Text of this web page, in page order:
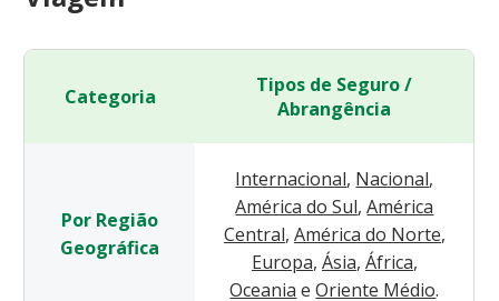
Categoria
Tipos de Seguro /
Abrangência
Por Região
Geográfica
Internacional, Nacional,
América do Sul, América
Central, América do Norte,
Europa, Ásia, África,
Oceania e Oriente Médio.